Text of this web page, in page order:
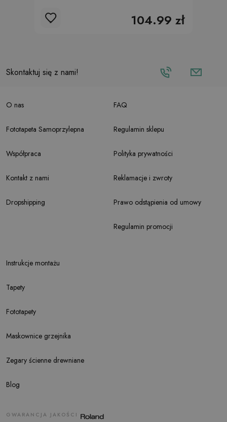
104.99 zł
Skontaktuj się z nami!
O nas
Fototapeta Samoprzylepna
Współpraca
Kontakt z nami
Dropshipping
Instrukcje montażu
Tapety
Fototapety
Maskownice grzejnika
Zegary ścienne drewniane
Blog
FAQ
Regulamin sklepu
Polityka prywatności
Reklamacje i zwroty
Prawo odstąpienia od umowy
Regulamin promocji
GWARANCJA JAKOŚCI